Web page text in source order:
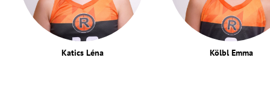
Katics Léna Kölbl Emma